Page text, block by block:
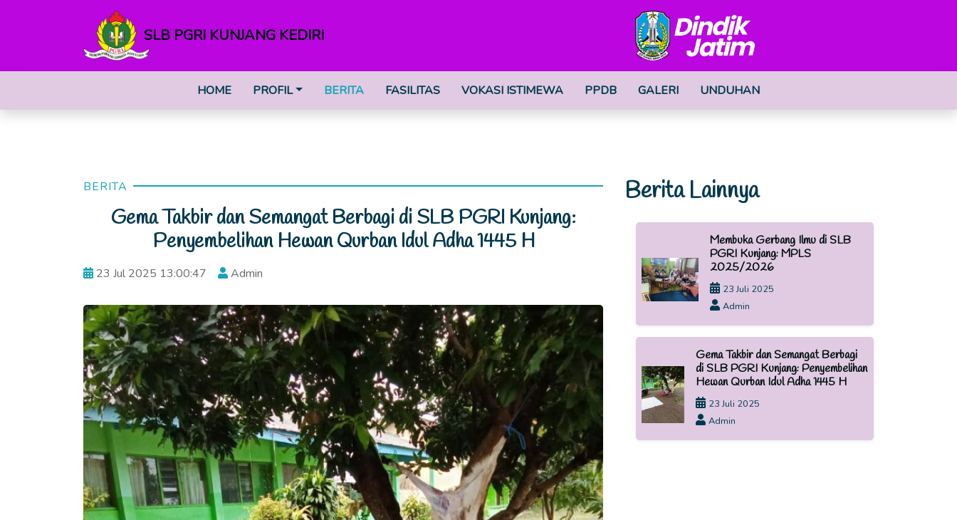
SLB PGRI KUNJANG KEDIRI
HOME PROFIL BERITA FASILITAS VOKASI ISTIMEWA PPDB GALERI UNDUHAN
BERITA
Gema Takbir dan Semangat Berbagi di SLB PGRI Kunjang:
Penyembelihan Hewan Qurban Idul Adha 1445 H
23 Jul 2025 13:00:47 Admin
Berita Lainnya
Membuka Gerbang Ilmu di SLB
PGRI Kunjang: MPLS
2025/2026
23 Juli 2025
Admin
Gema Takbir dan Semangat Berbagi
di SLB PGRI Kunjang: Penyembelihan
Hewan Qurban Idul Adha 1445 H
23 Juli 2025
Admin